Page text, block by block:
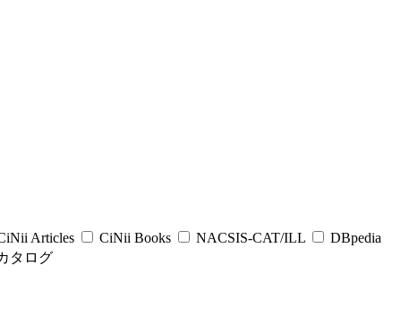
Articles CiNii Books NACSIS-CAT/ILL
DBpedia
タログ